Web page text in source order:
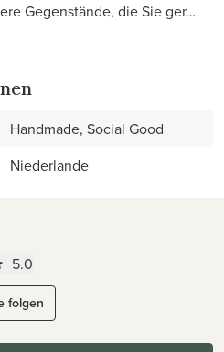
Gegenstände, die Sie ger…
Handmade, Social Good
Niederlande
5.0
folgen